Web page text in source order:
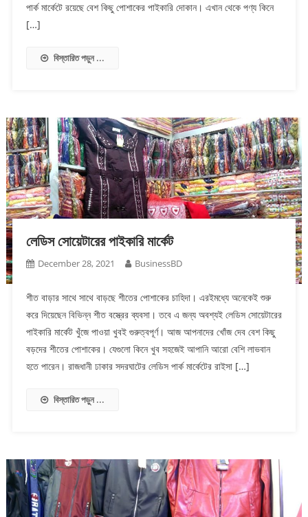
পার্ক মার্কেটে রয়েছে বেশ কিছু পোশাকের পাইকারি দোকান। এখান থেকে পণ্য কিনে
[…]
বিস্তারিত পড়ুন ...
লেডিস সোয়েটারের পাইকারি মার্কেট
December 28, 2021 BusinessBD
শীত বাড়ার সাথে সাথে বাড়ছে শীতের পোশাকের চাহিদা। এরইমধ্যে অনেকেই শুরু
করে দিয়েছেন বিভিন্ন শীত বস্ত্রের ব্যবসা। তবে এ জন্য অবশ্যই লেডিস সোয়েটারের
পাইকারি মার্কেট খুঁজে পাওয়া খুবই গুরুত্বপূর্ণ। আজ আপনাদের খোঁজ দেব বেশ কিছু
বড়দের শীতের পোশাকের। যেগুলো কিনে খুব সহজেই আপানি আরো বেশি লাভবান
হতে পারেন। রাজধানী ঢাকার সদরঘাটের লেডিস পার্ক মার্কেটের রাইসা […]
বিস্তারিত পড়ুন ...